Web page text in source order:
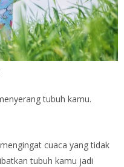
tubuh kamu.
cuaca yang tidak
tubuh kamu jadi